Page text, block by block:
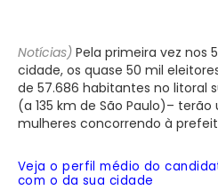
Notícias) Pela primeira vez nos
cidade, os quase 50 mil
de 57.686 habitantes no litoral
(a 135 km de São Paulo)–
mulheres concorrendo à
Veja o perfil médio do
com o da sua cidade